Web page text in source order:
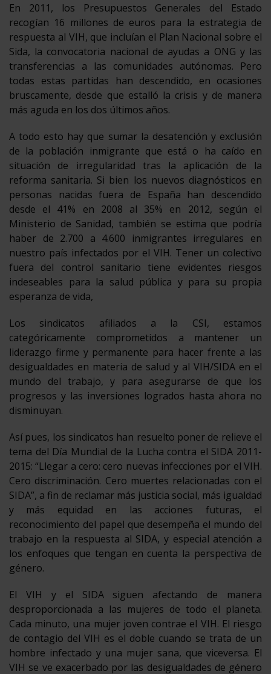
En 2011, los Presupuestos Generales del Estado
recogían 16 millones de euros para la estrategia de
respuesta al VIH, que incluían el Plan Nacional sobre el
Sida, la convocatoria nacional de ayudas a ONG y las
transferencias a las comunidades autónomas. Pero
todas estas partidas han descendido, en ocasiones
bruscamente, desde que estalló la crisis y de manera
más aguda en los dos últimos años.
A todo esto hay que sumar la desatención y exclusión
de la población inmigrante que está o ha caído en
situación de irregularidad tras la aplicación de la
reforma sanitaria. Si bien los nuevos diagnósticos en
personas nacidas fuera de España han descendido
desde el 41% en 2008 al 35% en 2012, según el
Ministerio de Sanidad, también se estima que podría
haber de 2.700 a 4.600 inmigrantes irregulares en
nuestro país infectados por el VIH. Tener un colectivo
fuera del control sanitario tiene evidentes riesgos
indeseables para la salud pública y para su propia
esperanza de vida,
Los sindicatos afiliados a la CSI, estamos
categóricamente comprometidos a mantener un
liderazgo firme y permanente para hacer frente a las
desigualdades en materia de salud y al VIH/SIDA en el
mundo del trabajo, y para asegurarse de que los
progresos y las inversiones logrados hasta ahora no
disminuyan.
Así pues, los sindicatos han resuelto poner de relieve el
tema del Día Mundial de la Lucha contra el SIDA 2011-
2015: “Llegar a cero: cero nuevas infecciones por el VIH.
Cero discriminación. Cero muertes relacionadas con el
SIDA”, a fin de reclamar más justicia social, más igualdad
y más equidad en las acciones futuras, el
reconocimiento del papel que desempeña el mundo del
trabajo en la respuesta al SIDA, y especial atención a
los enfoques que tengan en cuenta la perspectiva de
género.
El VIH y el SIDA siguen afectando de manera
desproporcionada a las mujeres de todo el planeta.
Cada minuto, una mujer joven contrae el VIH. El riesgo
de contagio del VIH es el doble cuando se trata de un
hombre infectado y una mujer sana, que viceversa. El
VIH se ve exacerbado por las desigualdades de género